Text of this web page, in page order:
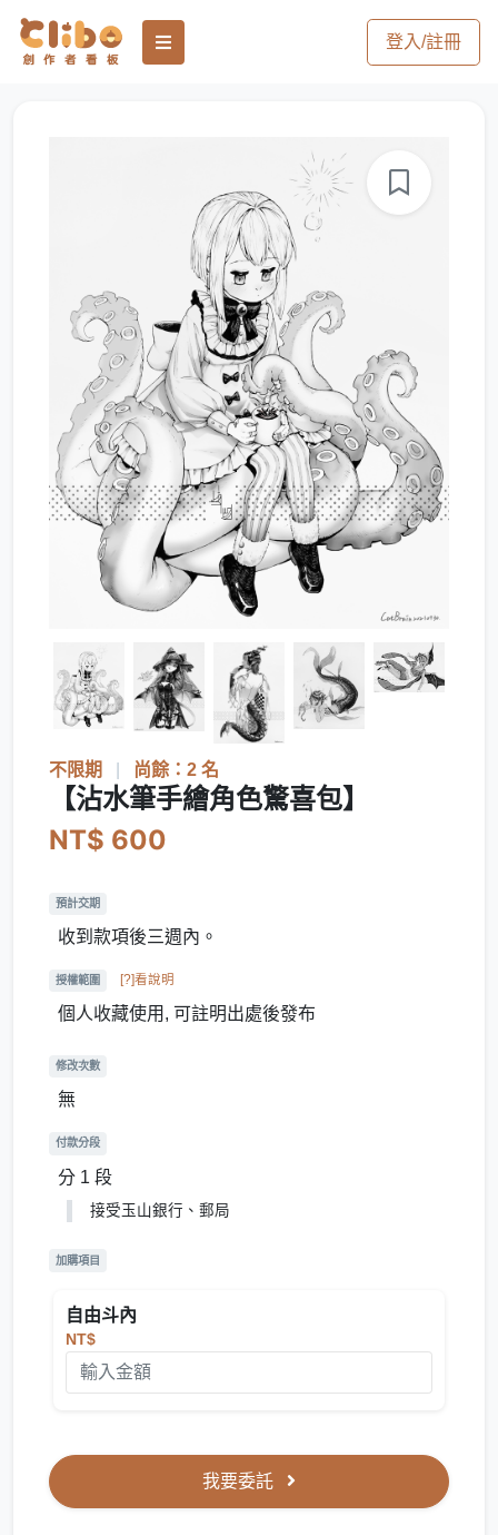
登入/註冊
不限期 尚餘：2 名
【沾水筆手繪角色驚喜包】
NT$ 600
預計交期
收到款項後三週內。
授權範圍 [?]看說明
個人收藏使用, 可註明出處後發布
修改次數
無
付款分段
分 1 段
接受玉山銀行、郵局
加購項目
自由斗內
NT$
我要委託